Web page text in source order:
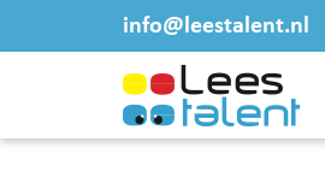
info@leestalent.nl